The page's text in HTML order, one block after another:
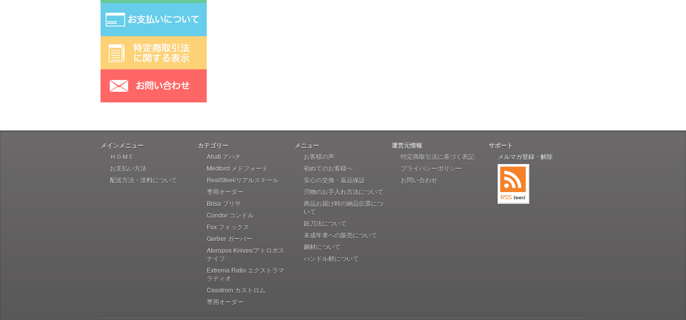
Gerber ガーバー
Halfbreed Blades ハーフブリー
ドブレード
Hibben ヒビン
Hogue ホーグ
Heretic Knives ヘレティック
Imperial Schrade インペリアル
シュレード
Ka-Bar ケーバー
Ka-Bar Becker ケーバー ベッカ
ー
メインメニュー
ＨＯＭＥ
お支払い方法
配送方法・送料について
カテゴリー
Ahati アハチ
Medford メドフォード
RealSteel/リアルスチール
専用オーダー
Brisa ブリサ
Condor コンドル
Fox フォックス
Gerber ガーバー
Atoropos Knives/アトロポス
ナイフ
Extrema Ratio エクストラマ
ラティオ
Casstrom カストロム
専用オーダー
メニュー
お客様の声
初めてのお客様へ
安心の交換・返品保証
刃物のお手入れ方法について
商品お届け時の納品伝票につ
いて
銃刀法について
未成年者への販売について
鋼材について
ハンドル材について
運営元情報
特定商取引法に基づく表記
プライバシーポリシー
お問い合わせ
サポート
メルマガ登録・解除